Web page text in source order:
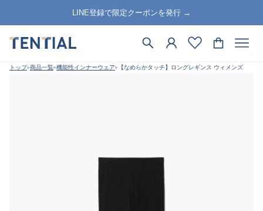
LINE登録で限定クーポンを発行 →
トップ 商品一覧 機能性インナーウェア 【なめらかタッチ】ロングレギンス ウィメンズ